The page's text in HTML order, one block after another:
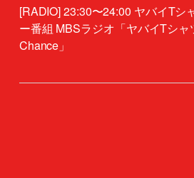
択
[RADIO] 23:30〜24:00 ヤバイTシ
ー番組 MBSラジオ「ヤバイTシ
Chance」